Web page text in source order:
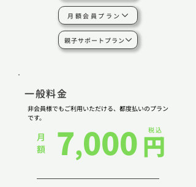
月額会員プラン
親子サポートプラン
一般料金
非会員様でもご利用いただける、都度払いのプラン
です。
7,000 円
月 額
税 込